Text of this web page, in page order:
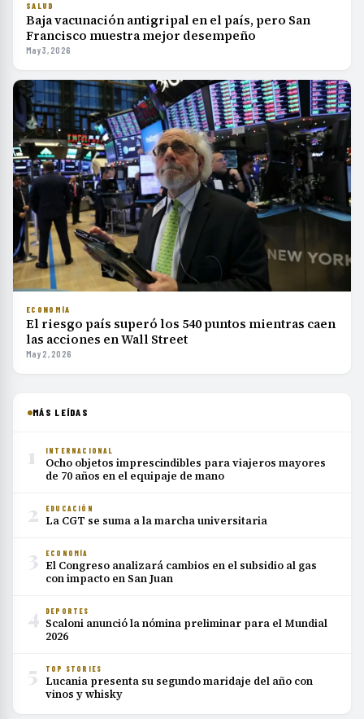
SALUD
Baja vacunación antigripal en el país, pero San
Francisco muestra mejor desempeño
May 3, 2026
ECONOMÍA
El riesgo país superó los 540 puntos mientras caen
las acciones en Wall Street
May 2, 2026
MÁS LEÍDAS
1 INTERNACIONAL
Ocho objetos imprescindibles para viajeros mayores
de 70 años en el equipaje de mano
2 EDUCACIÓN
La CGT se suma a la marcha universitaria
3 ECONOMÍA
El Congreso analizará cambios en el subsidio al gas
con impacto en San Juan
4 DEPORTES
Scaloni anunció la nómina preliminar para el Mundial
2026
5 TOP STORIES
Lucania presenta su segundo maridaje del año con
vinos y whisky